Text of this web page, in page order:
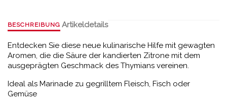
BESCHREIBUNG Artikeldetails
Entdecken Sie diese neue kulinarische Hilfe mit gewagten
Aromen, die die Säure der kandierten Zitrone mit dem
ausgeprägten Geschmack des Thymians vereinen.
Ideal als Marinade zu gegrilltem Fleisch, Fisch oder
Gemüse